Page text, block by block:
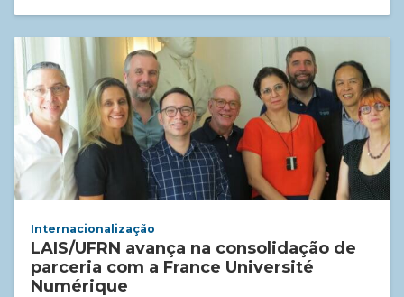
Internacionalização
LAIS/UFRN avança na consolidação de
parceria com a France Université
Numérique